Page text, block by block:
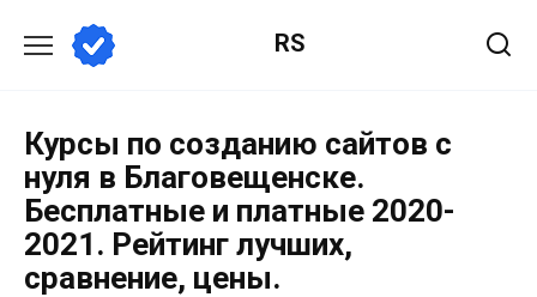
RS
Курсы по созданию сайтов с
нуля в Благовещенске.
Бесплатные и платные 2020-
2021. Рейтинг лучших,
сравнение, цены.